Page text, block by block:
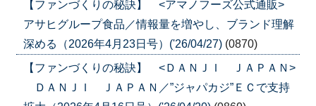
【ファンづくりの秘訣】 <アマノフーズ公式通販>
アサヒグループ食品／情報量を増やし、ブランド理解
深める（2026年4月23日号）('26/04/27) (0870)
【ファンづくりの秘訣】 <ＤＡＮＪＩ ＪＡＰＡＮ>
ＤＡＮＪＩ ＪＡＰＡＮ／”ジャパカジ”ＥＣで支持